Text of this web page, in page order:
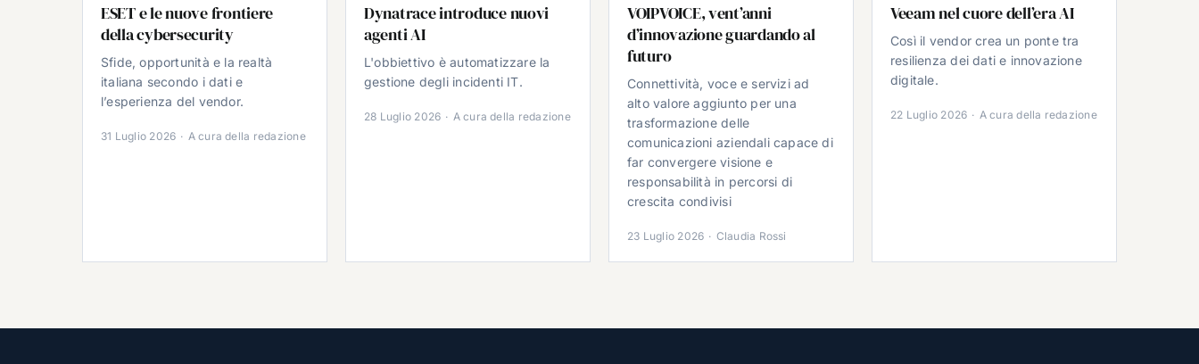
ESET e le nuove frontiere
della cybersecurity
Sfide, opportunità e la realtà
italiana secondo i dati e
l’esperienza del vendor.
31 Luglio 2026 · A cura della redazione
Dynatrace introduce nuovi
agenti AI
L'obbiettivo è automatizzare la
gestione degli incidenti IT.
28 Luglio 2026 · A cura della redazione
VOIPVOICE, vent’anni
d’innovazione guardando al
futuro
Connettività, voce e servizi ad
alto valore aggiunto per una
trasformazione delle
comunicazioni aziendali capace di
far convergere visione e
responsabilità in percorsi di
crescita condivisi
23 Luglio 2026 · Claudia Rossi
Veeam nel cuore dell’era AI
Così il vendor crea un ponte tra
resilienza dei dati e innovazione
digitale.
22 Luglio 2026 · A cura della redazione